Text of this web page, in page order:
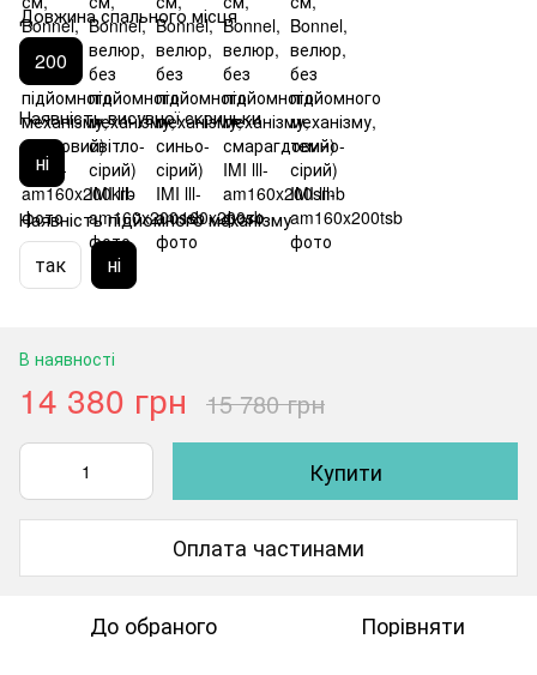
Довжина спального місця
200
Наявність висувної скриньки
ні
Наявність підйомного механізму
так ні
В наявності
14 380 грн 15 780 грн
Купити
Оплата частинами
До обраного Порівняти